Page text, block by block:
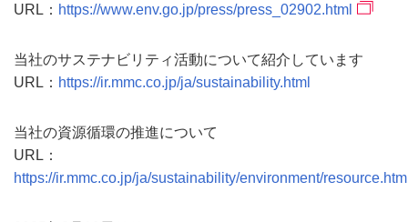
URL： https://www.env.go.jp/press/press_02902.html
当社のサステナビリティ活動について紹介しています
URL： https://ir.mmc.co.jp/ja/sustainability.html
当社の資源循環の推進について
URL：
https://ir.mmc.co.jp/ja/sustainability/environment/